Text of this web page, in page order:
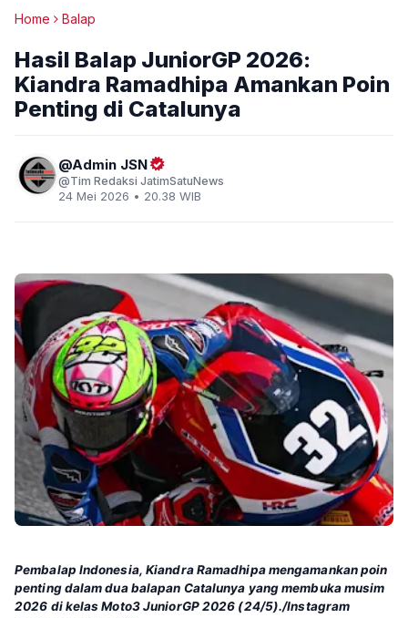
Home Balap
Hasil Balap JuniorGP 2026:
Kiandra Ramadhipa Amankan Poin
Penting di Catalunya
Admin JSN
Tim Redaksi JatimSatuNews
24 Mei 2026 • 20.38 WIB
Pembalap Indonesia, Kiandra Ramadhipa mengamankan poin
penting dalam dua balapan Catalunya yang membuka musim
2026 di kelas Moto3 JuniorGP 2026 (24/5)./Instagram